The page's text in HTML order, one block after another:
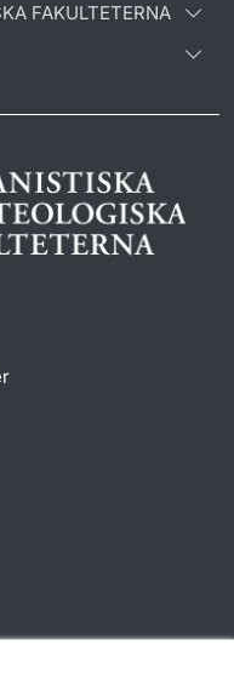
FAKULTETERNA